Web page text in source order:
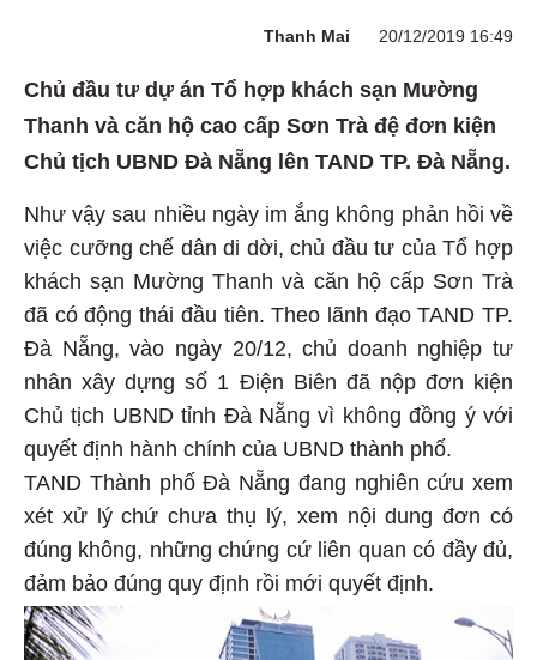
Thanh Mai 20/12/2019 16:49
Chủ đầu tư dự án Tổ hợp khách sạn Mường
Thanh và căn hộ cao cấp Sơn Trà đệ đơn kiện
Chủ tịch UBND Đà Nẵng lên TAND TP. Đà Nẵng.
Như vậy sau nhiều ngày im ắng không phản hồi về
việc cưỡng chế dân di dời, chủ đầu tư của Tổ hợp
khách sạn Mường Thanh và căn hộ cấp Sơn Trà
đã có động thái đầu tiên. Theo lãnh đạo TAND TP.
Đà Nẵng, vào ngày 20/12, chủ doanh nghiệp tư
nhân xây dựng số 1 Điện Biên đã nộp đơn kiện
Chủ tịch UBND tỉnh Đà Nẵng vì không đồng ý với
quyết định hành chính của UBND thành phố.
TAND Thành phố Đà Nẵng đang nghiên cứu xem
xét xử lý chứ chưa thụ lý, xem nội dung đơn có
đúng không, những chứng cứ liên quan có đầy đủ,
đảm bảo đúng quy định rồi mới quyết định.